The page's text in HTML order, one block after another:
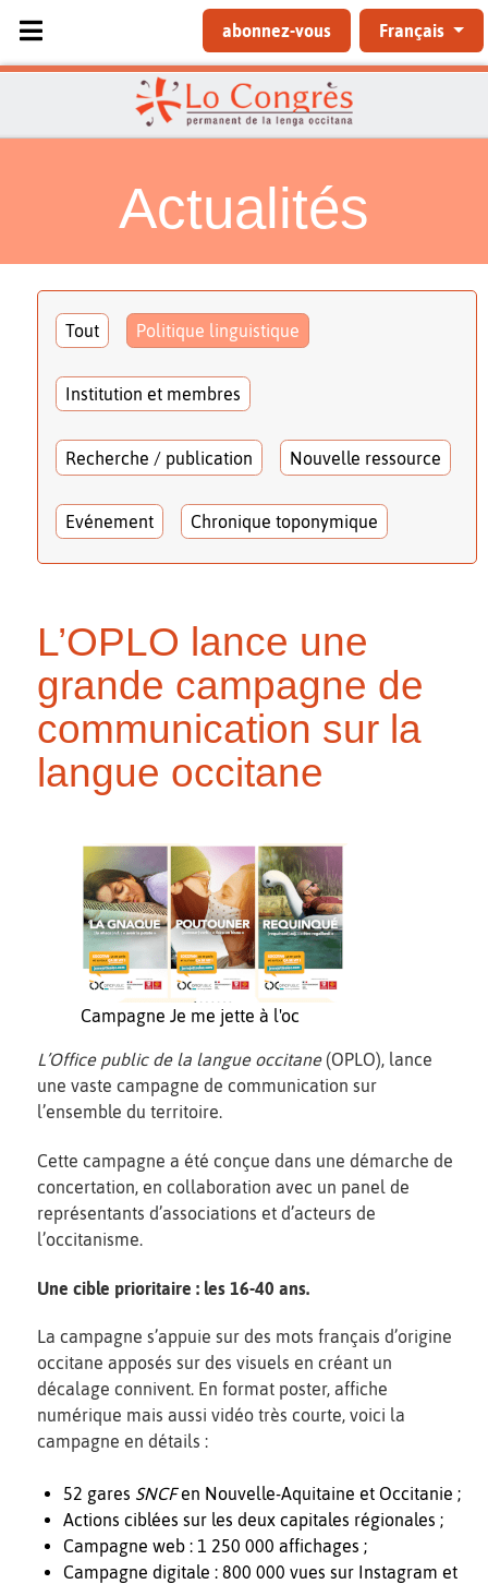
Sélectionnez votre langue
abonnez-vous Français
Actualités
Tout Politique linguistique
Institution et membres
Recherche / publication Nouvelle ressource
Evénement Chronique toponymique
L’OPLO lance une
grande campagne de
communication sur la
langue occitane
Campagne Je me jette à l'oc
L’Office public de la langue occitane(OPLO), lance
une vaste campagne de communication sur
l’ensemble du territoire.
Cette campagne a été conçue dans une démarche de
concertation, en collaboration avec un panel de
représentants d’associations et d’acteurs de
l’occitanisme.
Une cible prioritaire : les 16-40 ans.
La campagne s’appuie sur des mots français d’origine
occitane apposés sur des visuels en créant un
décalage connivent. En format poster, affiche
numérique mais aussi vidéo très courte, voici la
campagne en détails :
52 gares SNCFen Nouvelle-Aquitaine et Occitanie ;
Actions ciblées sur les deux capitales régionales ;
Campagne web : 1 250 000 affichages ;
Campagne digitale : 800 000 vues sur Instagram et